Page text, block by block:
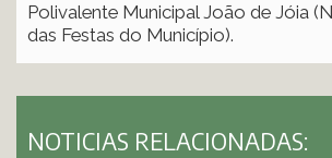
Polivalente Municipal João de Jóia
das Festas do Município).
NOTICIAS RELACIONADAS: